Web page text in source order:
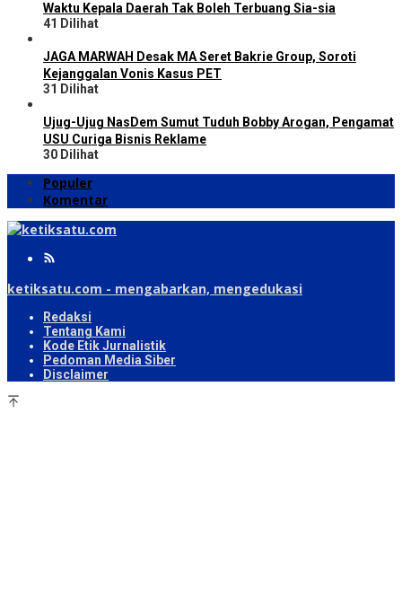
Waktu Kepala Daerah Tak Boleh Terbuang Sia-sia
41 Dilihat
JAGA MARWAH Desak MA Seret Bakrie Group, Soroti
Kejanggalan Vonis Kasus PET
31 Dilihat
Ujug-Ujug NasDem Sumut Tuduh Bobby Arogan, Pengamat
USU Curiga Bisnis Reklame
30 Dilihat
Populer
Komentar
ketiksatu.com - mengabarkan, mengedukasi
Redaksi
Tentang Kami
Kode Etik Jurnalistik
Pedoman Media Siber
Disclaimer